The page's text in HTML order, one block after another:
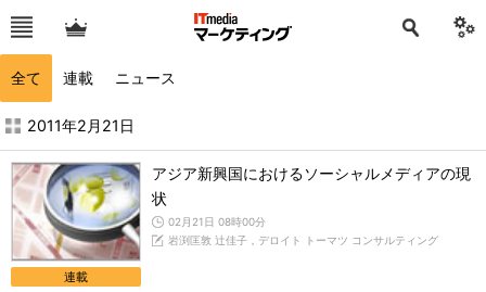
全て 連載 ニュース
2011年2月の記事一覧 - ITmedia マーケティング
2011年2月21日
連載
アジア新興国におけるソーシャルメディアの現
状
02月21日 08時00分
岩渕匡敦 辻佳子，デロイト トーマツ コンサルティング